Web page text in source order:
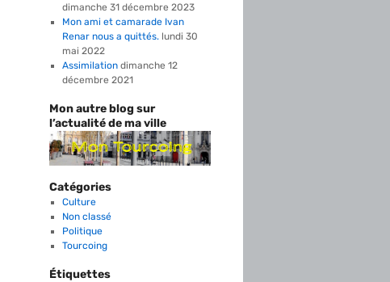
dimanche 31 décembre 2023
Mon ami et camarade Ivan
Renar nous a quittés. lundi 30
mai 2022
Assimilation dimanche 12
décembre 2021
Mon autre blog sur
l’actualité de ma ville
Catégories
Culture
Non classé
Politique
Tourcoing
Étiquettes